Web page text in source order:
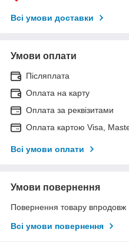
Всі умови доставки
Умови оплати
Післяплата
Оплата на карту
Оплата за реквізитами
Оплата картою Visa,
Всі умови оплати
Умови повернення
Повернення товару впродовж
Всі умови повернення